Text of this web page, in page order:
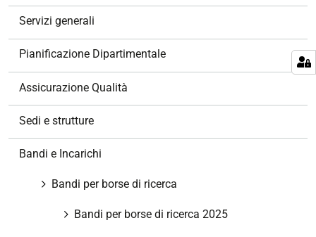
Servizi generali
Pianificazione Dipartimentale
Assicurazione Qualità
Sedi e strutture
Bandi e Incarichi
Bandi per borse di ricerca
Bandi per borse di ricerca 2025